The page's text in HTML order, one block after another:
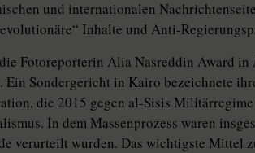
und internationalen
Inhalte und Anti-
Fotoreporterin Alia Nasreddin Award
Ein Sondergericht in Kairo bezeichnete
die 2015 gegen al-Sisis
In dem Massenprozess waren
verurteilt wurden. Das wichtigste Mittel